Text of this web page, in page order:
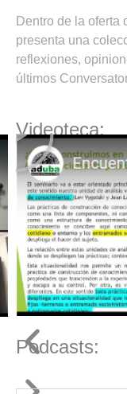
Dentro de la oferta
presenta una
reflexiones,
últimos
Videoteca:
Podcasts: